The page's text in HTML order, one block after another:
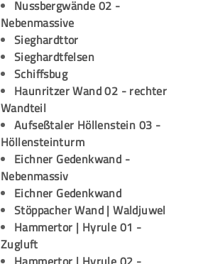
Nussbergwände 02 -
Nebenmassive
Sieghardttor
Sieghardtfelsen
Schiffsbug
Haunritzer Wand 02 - rechter
Wandteil
Aufseßtaler Höllenstein 03 -
Höllensteinturm
Eichner Gedenkwand -
Nebenmassiv
Eichner Gedenkwand
Stöppacher Wand | Waldjuwel
Hammertor | Hyrule 01 -
Zugluft